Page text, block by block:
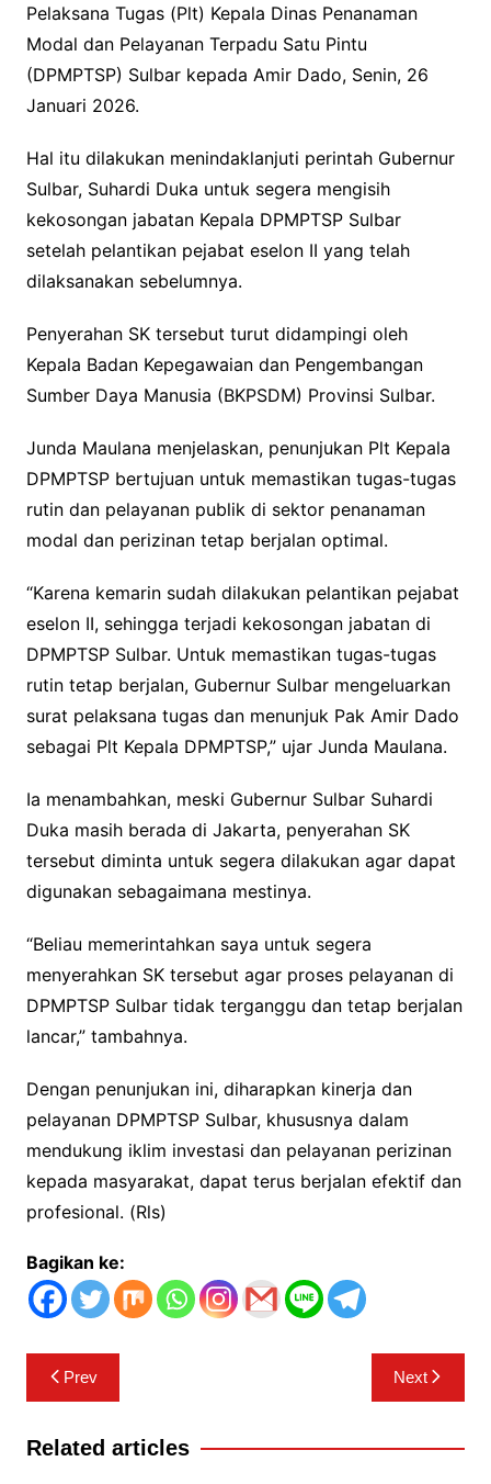
Pelaksana Tugas (Plt) Kepala Dinas Penanaman
Modal dan Pelayanan Terpadu Satu Pintu
(DPMPTSP) Sulbar kepada Amir Dado, Senin, 26
Januari 2026.
Hal itu dilakukan menindaklanjuti perintah Gubernur
Sulbar, Suhardi Duka untuk segera mengisih
kekosongan jabatan Kepala DPMPTSP Sulbar
setelah pelantikan pejabat eselon II yang telah
dilaksanakan sebelumnya.
Penyerahan SK tersebut turut didampingi oleh
Kepala Badan Kepegawaian dan Pengembangan
Sumber Daya Manusia (BKPSDM) Provinsi Sulbar.
Junda Maulana menjelaskan, penunjukan Plt Kepala
DPMPTSP bertujuan untuk memastikan tugas-tugas
rutin dan pelayanan publik di sektor penanaman
modal dan perizinan tetap berjalan optimal.
“Karena kemarin sudah dilakukan pelantikan pejabat
eselon II, sehingga terjadi kekosongan jabatan di
DPMPTSP Sulbar. Untuk memastikan tugas-tugas
rutin tetap berjalan, Gubernur Sulbar mengeluarkan
surat pelaksana tugas dan menunjuk Pak Amir Dado
sebagai Plt Kepala DPMPTSP,” ujar Junda Maulana.
Ia menambahkan, meski Gubernur Sulbar Suhardi
Duka masih berada di Jakarta, penyerahan SK
tersebut diminta untuk segera dilakukan agar dapat
digunakan sebagaimana mestinya.
“Beliau memerintahkan saya untuk segera
menyerahkan SK tersebut agar proses pelayanan di
DPMPTSP Sulbar tidak terganggu dan tetap berjalan
lancar,” tambahnya.
Dengan penunjukan ini, diharapkan kinerja dan
pelayanan DPMPTSP Sulbar, khususnya dalam
mendukung iklim investasi dan pelayanan perizinan
kepada masyarakat, dapat terus berjalan efektif dan
profesional. (Rls)
Bagikan ke:
Navigasi
pos
Prev Next
Related articles